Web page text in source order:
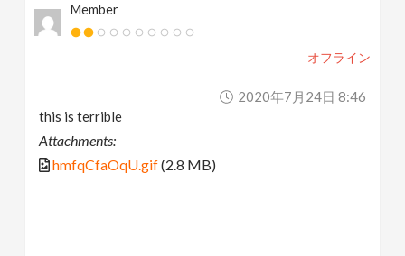
Member
オフライン
2020年7月24日 8:46
this is terrible
Attachments:
hmfqCfaOqU.gif(2.8 MB)